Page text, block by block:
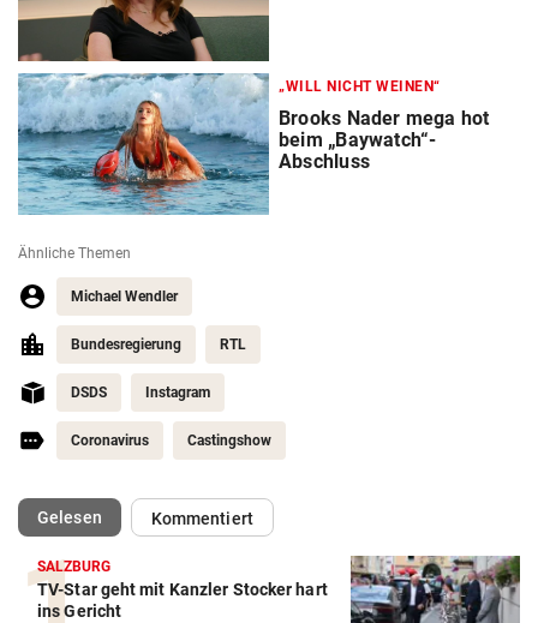
„WILL NICHT WEINEN“
Brooks Nader mega hot
beim „Baywatch“-
Abschluss
Ähnliche Themen
Michael Wendler
Bundesregierung RTL
DSDS Instagram
Coronavirus Castingshow
Gelesen(ausgewählt)Kommentiert
SALZBURG
TV-Star geht mit Kanzler Stocker hart
ins Gericht